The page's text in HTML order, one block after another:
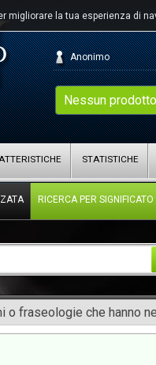
migliorare la tua esperienza di
Nessun
Anonimo
STATISTICHE
RICERCA PER SIGNIFICATO
o fraseologie che hanno